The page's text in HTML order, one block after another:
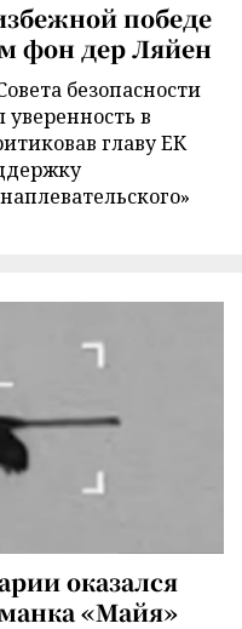
победе
фон дер Ляйен
безопасности
в
главу ЕК
оказался
«Майя»